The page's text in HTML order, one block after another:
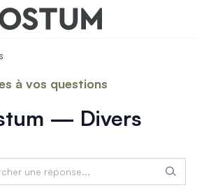
Portails contemporains
Portails traditionnels
Portails architectes
Portails avec décors
Portails économiques
> Les ouvertures spéciales
> Tous nos portillons
— Divers
à vos questions